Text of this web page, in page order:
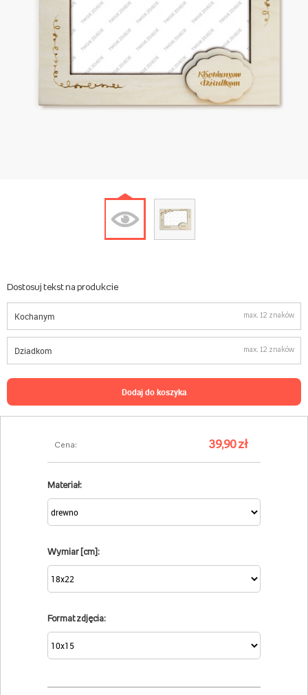
Kochanym
Dziadkom
Cena: 39,90 zł
Materiał:
Wymiar [cm]:
Format zdjęcia:
Dostosuj tekst na produkcie
max. 12 znaków
max. 12 znaków
dodaj do koszyka